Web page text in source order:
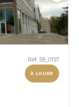
Réf. 59_0157
À LOUER